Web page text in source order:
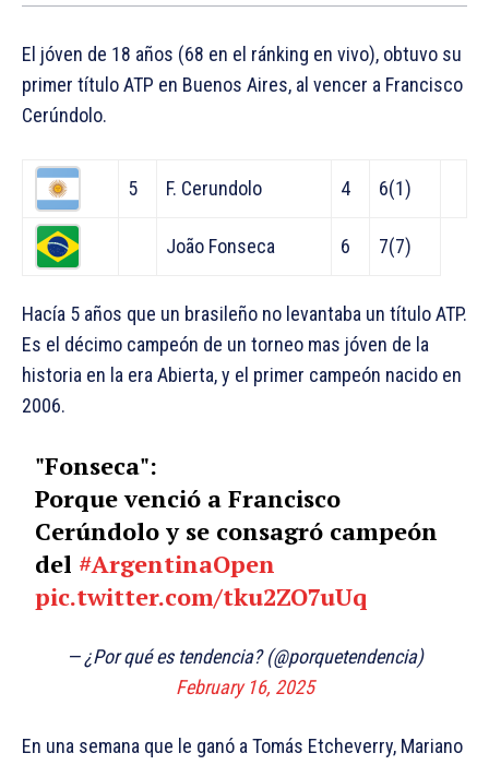
El jóven de 18 años (68 en el ránking en vivo), obtuvo su
primer título ATP en Buenos Aires, al vencer a Francisco
Cerúndolo.
5 F. Cerundolo 4 6(1)
João Fonseca 6 7(7)
Hacía 5 años que un brasileño no levantaba un título ATP.
Es el décimo campeón de un torneo mas jóven de la
historia en la era Abierta, y el primer campeón nacido en
2006.
"Fonseca":
Porque venció a Francisco
Cerúndolo y se consagró campeón
del #ArgentinaOpen
pic.twitter.com/tku2ZO7uUq
— ¿Por qué es tendencia? (@porquetendencia)
February 16, 2025
En una semana que le ganó a Tomás Etcheverry, Mariano